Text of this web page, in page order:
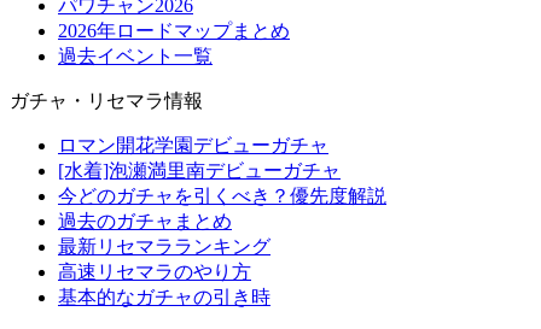
パワチャン2026
2026年ロードマップまとめ
過去イベント一覧
ガチャ・リセマラ情報
ロマン開花学園デビューガチャ
[水着]泡瀬満里南デビューガチャ
今どのガチャを引くべき？優先度解説
過去のガチャまとめ
最新リセマラランキング
高速リセマラのやり方
基本的なガチャの引き時